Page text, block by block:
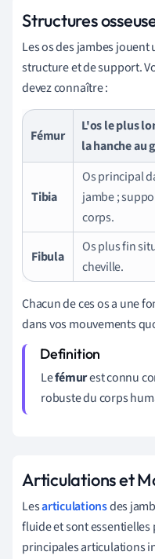
Structures
Les os des jambes
structure et de support.
devez connaître :
Fémur
L'os le plus
la hanche au
Tibia
Os principal
jambe ;
corps.
Fibula
Os plus fin
cheville.
Chacun de ces os a une
dans vos mouvements
Lefémurest connu
robuste du corps
Articulations et
Lesarticulationsdes
fluide et sont
principales articulations